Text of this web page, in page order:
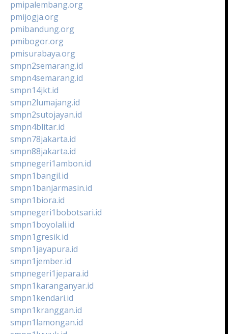
pmipalembang.org
pmijogja.org
pmibandung.org
pmibogor.org
pmisurabaya.org
smpn2semarang.id
smpn4semarang.id
smpn14jkt.id
smpn2lumajang.id
smpn2sutojayan.id
smpn4blitar.id
smpn78jakarta.id
smpn88jakarta.id
smpnegeri1ambon.id
smpn1bangil.id
smpn1banjarmasin.id
smpn1biora.id
smpnegeri1bobotsari.id
smpn1boyolali.id
smpn1gresik.id
smpn1jayapura.id
smpn1jember.id
smpnegeri1jepara.id
smpn1karanganyar.id
smpn1kendari.id
smpn1kranggan.id
smpn1lamongan.id